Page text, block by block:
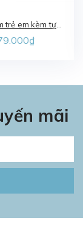
trẻ em kèm tựa
Notoro
mãi